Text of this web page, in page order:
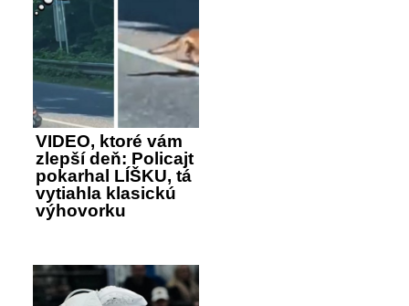
VIDEO, ktoré vám
zlepší deň: Policajt
pokarhal LÍŠKU, tá
vytiahla klasickú
výhovorku